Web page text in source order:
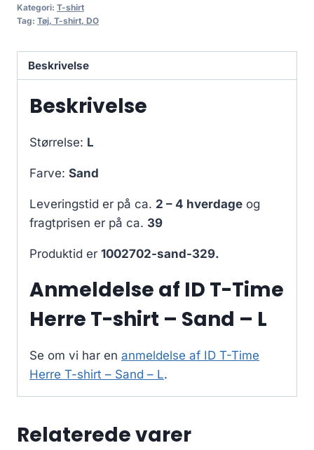
Kategori: T-shirt
Tag: Tøj, T-shirt, DO
Beskrivelse
Beskrivelse
Størrelse: L
Farve: Sand
Leveringstid er på ca. 2 – 4 hverdage og
fragtprisen er på ca. 39
Produktid er 1002702-sand-329.
Anmeldelse af ID T-Time
Herre T-shirt – Sand – L
Se om vi har en anmeldelse af ID T-Time
Herre T-shirt – Sand – L.
Relaterede varer